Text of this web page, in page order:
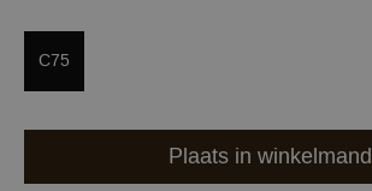
C75
Plaats in winkelmand